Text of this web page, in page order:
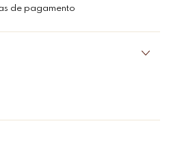
de pagamento
traz um toque moderno e